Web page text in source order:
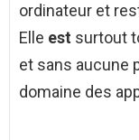
ordinateur et
Elle est surtout
et sans aucune
domaine des